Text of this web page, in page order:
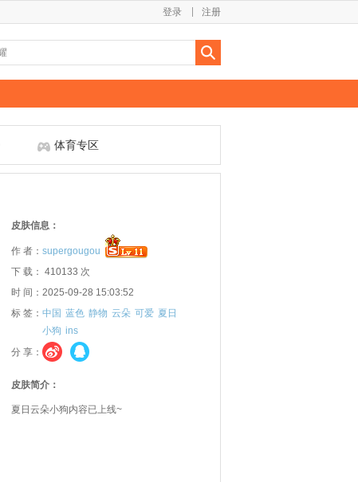
注册
登录
体育专区
皮肤信息：
作 者： supergougou
下 载： 410133 次
时 间：2025-09-28 15:03:52
标 签： 中国 蓝色 静物 云朵 可爱 夏日
小狗 ins
分 享：
皮肤简介：
夏日云朵小狗内容已上线~